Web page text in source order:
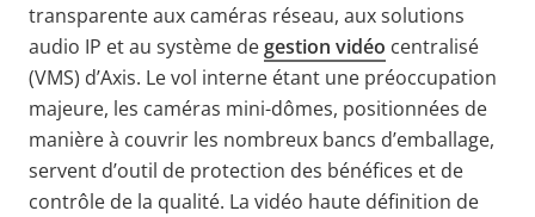
transparente aux caméras réseau, aux solutions
audio IP et au système degestion vidéo centralisé
(VMS) d’Axis. Le vol interne étant une préoccupation
majeure, les caméras mini-dômes, positionnées de
manière à couvrir les nombreux bancs d’emballage,
servent d’outil de protection des bénéfices et de
contrôle de la qualité. La vidéo haute définition de